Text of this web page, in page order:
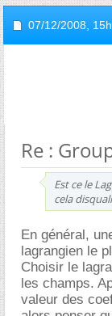
07/12/2008,
Re :
Est ce le
cela
En général,
lagrangien le
Choisir le
les champs.
valeur des